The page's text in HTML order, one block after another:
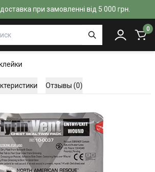
при замовленні від 5 000 грн.
0
Отзывы (0)